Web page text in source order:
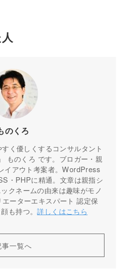
のくろ
く優しくするコンサルタント
ものくろ です。ブロガー・親
イアウト考案者。WordPress
・PHPに精通。文章は親指シ
クネームの由来は趣味がモノ
ーターエキスパート 認定保
も持つ。詳しくはこちら
事一覧へ